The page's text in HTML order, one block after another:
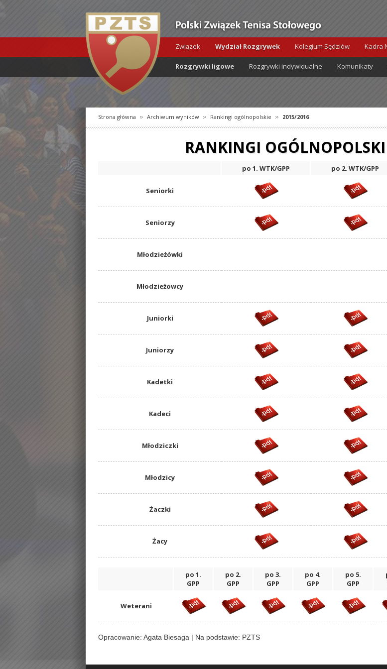
Związek Wydział Rozgrywek Kolegium Sędziów Kadra
Rozgrywki ligowe Rozgrywki indywidualne Komunikaty
Strona główna Archiwum wyników Rankingi ogólnopolskie 2015/2016
RANKINGI
po 1. WTK/GPP po 2. WTK/GPP
Seniorki
Seniorzy
Młodzieżówki
Młodzieżowcy
Juniorki
Juniorzy
Kadetki
Kadeci
Młodziczki
Młodzicy
Żaczki
Żacy
po 1.
GPP
po 2.
GPP
po 3.
GPP
po 4.
GPP
po 5.
GPP
Weterani
Opracowanie: Agata Biesaga | Na podstawie: PZTS